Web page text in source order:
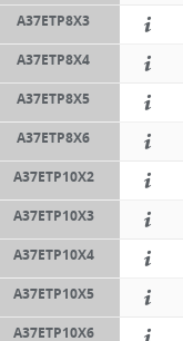
A37ETP8X3
A37ETP8X4
A37ETP8X5
A37ETP8X6
A37ETP10X2
A37ETP10X3
A37ETP10X4
A37ETP10X5
A37ETP10X6